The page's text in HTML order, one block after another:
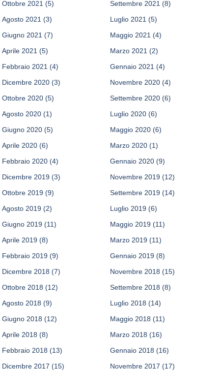
Ottobre 2021 (5) Settembre 2021 (8)
Agosto 2021 (3) Luglio 2021 (5)
Giugno 2021 (7) Maggio 2021 (4)
Aprile 2021 (5) Marzo 2021 (2)
Febbraio 2021 (4) Gennaio 2021 (4)
Dicembre 2020 (3) Novembre 2020 (4)
Ottobre 2020 (5) Settembre 2020 (6)
Agosto 2020 (1) Luglio 2020 (6)
Giugno 2020 (5) Maggio 2020 (6)
Aprile 2020 (6) Marzo 2020 (1)
Febbraio 2020 (4) Gennaio 2020 (9)
Dicembre 2019 (3) Novembre 2019 (12)
Ottobre 2019 (9) Settembre 2019 (14)
Agosto 2019 (2) Luglio 2019 (6)
Giugno 2019 (11) Maggio 2019 (11)
Aprile 2019 (8) Marzo 2019 (11)
Febbraio 2019 (9) Gennaio 2019 (8)
Dicembre 2018 (7) Novembre 2018 (15)
Ottobre 2018 (12) Settembre 2018 (8)
Agosto 2018 (9) Luglio 2018 (14)
Giugno 2018 (12) Maggio 2018 (11)
Aprile 2018 (8) Marzo 2018 (16)
Febbraio 2018 (13) Gennaio 2018 (16)
Dicembre 2017 (15) Novembre 2017 (17)